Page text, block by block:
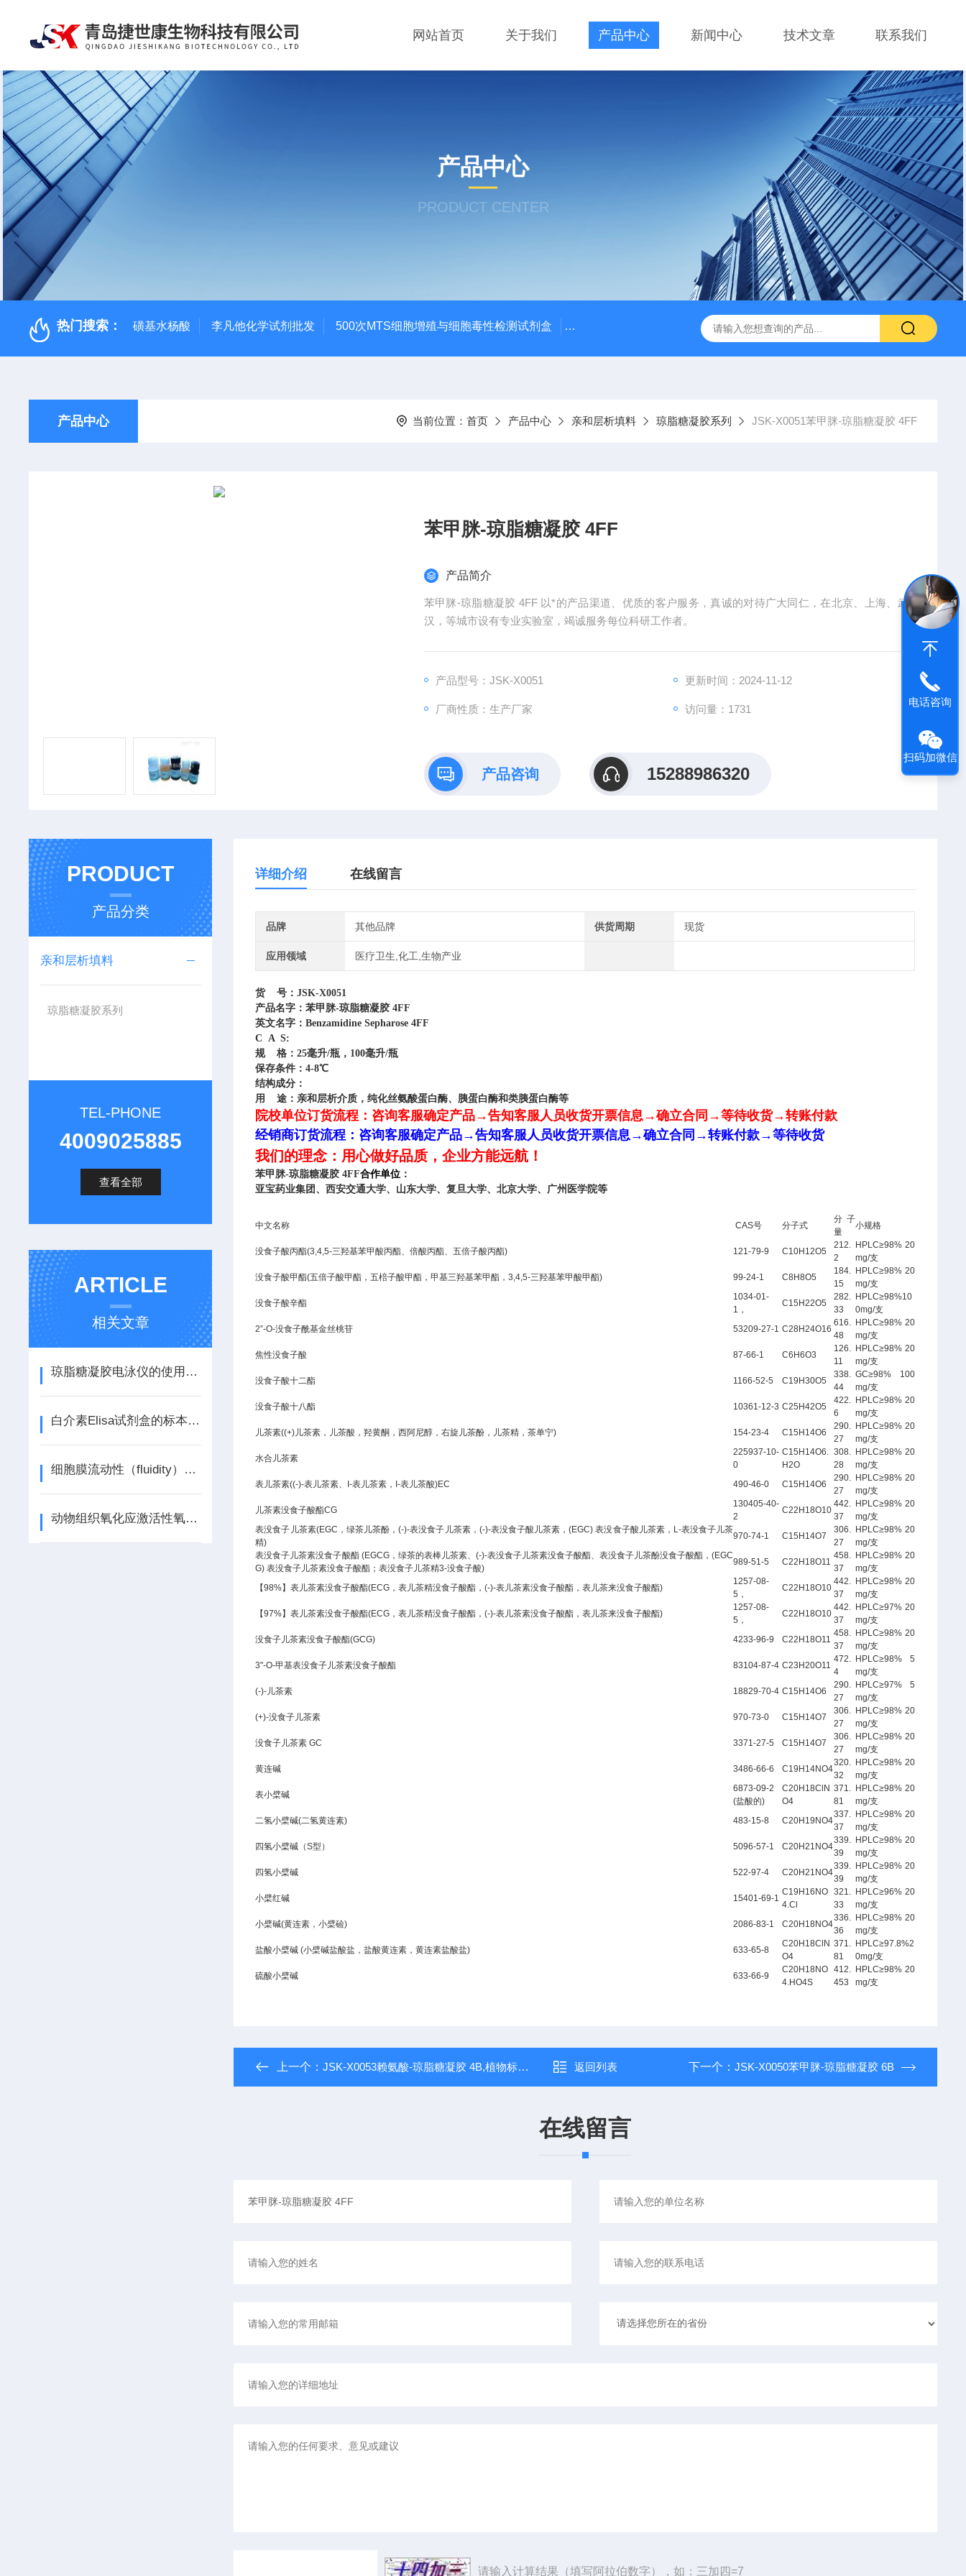
网站首页 关于我们 产品中心 新闻中心 技术文章 联系我们
产品中心
PRODUCT CENTER
热门搜索： 磺基水杨酸 李凡他化学试剂批发 500次MTS细胞增殖与细胞毒性检测试剂盒 48t/96t国产ELISA试剂盒,免费代测
产品中心 当前位置： 首页 产品中心 亲和层析填料 琼脂糖凝胶系列 JSK-X0051苯甲脒-琼脂糖凝胶 4FF
苯甲脒-琼脂糖凝胶 4FF
产品简介
苯甲脒-琼脂糖凝胶 4FF 以*的产品渠道、优质的客户服务，真诚的对待广大同仁，在北京、上海、武
汉，等城市设有专业实验室，竭诚服务每位科研工作者。
产品型号：JSK-X0051 更新时间：2024-11-12
厂商性质：生产厂家 访问量：1731
产品咨询 15288986320
详细介绍 在线留言
品牌 其他品牌 供货周期 现货
应用领域 医疗卫生,化工,生物产业
货 号：JSK-X0051
产品名字：苯甲脒-琼脂糖凝胶 4FF
英文名字：Benzamidine Sepharose 4FF
C A S:
规 格：25毫升/瓶，100毫升/瓶
保存条件：4-8℃
结构成分：
用 途：亲和层析介质，纯化丝氨酸蛋白酶、胰蛋白酶和类胰蛋白酶等
院校单位订货流程： 咨询客服确定产品→告知客服人员收货开票信息→确立合同→等待收货→转账付款
经销商订货流程： 咨询客服确定产品→告知客服人员收货开票信息→确立合同→转账付款→等待收货
我们的理念：用心做好品质，企业方能远航！
苯甲脒-琼脂糖凝胶 4FF合作单位 ：
亚宝药业集团、西安交通大学、山东大学、复旦大学、北京大学、广州医学院等
中文名称 CAS号 分子式
分子
量
小规格
没食子酸丙酯(3,4,5-三羟基苯甲酸丙酯、倍酸丙酯、五倍子酸丙酯) 121-79-9 C10H12O5
212.
2
HPLC≥98% 20
mg/支
没食子酸甲酯(五倍子酸甲酯，五棓子酸甲酯，甲基三羟基苯甲酯，3,4,5-三羟基苯甲酸甲酯)
99-24-1 C8H8O5
184.
15
HPLC≥98% 20
mg/支
没食子酸辛酯
1034-01-
1，
C15H22O5
282.
33
HPLC≥98%10
0mg/支
2”-O-没食子酰基金丝桃苷
53209-27-1 C28H24O16
616.
48
HPLC≥98% 20
mg/支
焦性没食子酸
87-66-1 C6H6O3
126.
11
HPLC≥98% 20
mg/支
没食子酸十二酯
1166-52-5 C19H30O5
338.
44
GC≥98% 100
mg/支
没食子酸十八酯
10361-12-3 C25H42O5
422.
6
HPLC≥98% 20
mg/支
儿茶素((+)儿茶素，儿茶酸，羟黄酮，西阿尼醇，右旋儿茶酚，儿茶精，茶单宁)
154-23-4 C15H14O6
290.
27
HPLC≥98% 20
mg/支
水合儿茶素
225937-10-
0
C15H14O6.
H2O
308.
28
HPLC≥98% 20
mg/支
表儿茶素((-)-表儿茶素、Ι-表儿茶素，Ι-表儿茶酸)EC
490-46-0 C15H14O6
290.
27
HPLC≥98% 20
mg/支
儿茶素没食子酸酯CG
130405-40-
2
C22H18O10
442.
37
HPLC≥98% 20
mg/支
表没食子儿茶素(EGC，绿茶儿茶酚，(-)-表没食子儿茶素，(-)-表没食子酸儿茶素，(EGC) 表没食子酸儿茶素，L-表没食子儿茶
精)
970-74-1 C15H14O7
306.
27
HPLC≥98% 20
mg/支
表没食子儿茶素没食子酸酯 (EGCG，绿茶的表棒儿茶素、(-)-表没食子儿茶素没食子酸酯、表没食子儿茶酚没食子酸酯，(EGC
G) 表没食子儿茶素没食子酸酯；表没食子儿茶精3-没食子酸)
989-51-5 C22H18O11
458.
37
HPLC≥98% 20
mg/支
【98%】表儿茶素没食子酸酯(ECG，表儿茶精没食子酸酯，(-)-表儿茶素没食子酸酯，表儿茶来没食子酸酯)
1257-08-
5，
C22H18O10
442.
37
HPLC≥98% 20
mg/支
【97%】表儿茶素没食子酸酯(ECG，表儿茶精没食子酸酯，(-)-表儿茶素没食子酸酯，表儿茶来没食子酸酯)
1257-08-
5，
C22H18O10
442.
37
HPLC≥97% 20
mg/支
没食子儿茶素没食子酸酯(GCG)
4233-96-9 C22H18O11
458.
37
HPLC≥98% 20
mg/支
3"-O-甲基表没食子儿茶素没食子酸酯
83104-87-4 C23H20O11
472.
4
HPLC≥98% 5
mg/支
(-)-儿茶素
18829-70-4 C15H14O6
290.
27
HPLC≥97% 5
mg/支
(+)-没食子儿茶素
970-73-0 C15H14O7
306.
27
HPLC≥98% 20
mg/支
没食子儿茶素 GC
3371-27-5 C15H14O7
306.
27
HPLC≥98% 20
mg/支
黄连碱
3486-66-6 C19H14NO4
320.
32
HPLC≥98% 20
mg/支
表小檗碱
6873-09-2
(盐酸的)
C20H18ClN
O4
371.
81
HPLC≥98% 20
mg/支
二氢小檗碱(二氢黄连素)
483-15-8 C20H19NO4
337.
37
HPLC≥98% 20
mg/支
四氢小檗碱（S型）
5096-57-1 C20H21NO4
339.
39
HPLC≥98% 20
mg/支
四氢小檗碱
522-97-4 C20H21NO4
339.
39
HPLC≥98% 20
mg/支
小檗红碱
15401-69-1
C19H16NO
4.Cl
321.
33
HPLC≥96% 20
mg/支
小檗碱(黄连素，小檗硷)
2086-83-1 C20H18NO4
336.
36
HPLC≥98% 20
mg/支
盐酸小檗碱 (小檗碱盐酸盐，盐酸黄连素，黄连素盐酸盐)
633-65-8
C20H18ClN
O4
371.
81
HPLC≥97.8%2
0mg/支
硫酸小檗碱
633-66-9
C20H18NO
4.HO4S
412.
453
HPLC≥98% 20
mg/支
上一个：JSK-X0053赖氨酸-琼脂糖凝胶 4B,植物标准品,溶液 返回列表 下一个： JSK-X0050苯甲脒-琼脂糖凝胶 6B
在线留言
请输入计算结果（填写阿拉伯数字），如：三加四=7
PRODUCT
产品分类
亲和层析填料
琼脂糖凝胶系列
TEL-PHONE
4009025885
查看全部
ARTICLE
相关文章
琼脂糖凝胶电泳仪的使用步骤
白介素Elisa试剂盒的标本、收集和贮运
细胞膜流动性（fluidity）PDA荧光检测试剂盒产品说明书
动物组织氧化应激活性氧鲁米诺化学发光法定量检测试剂盒说明书
电话咨询
扫码加微信